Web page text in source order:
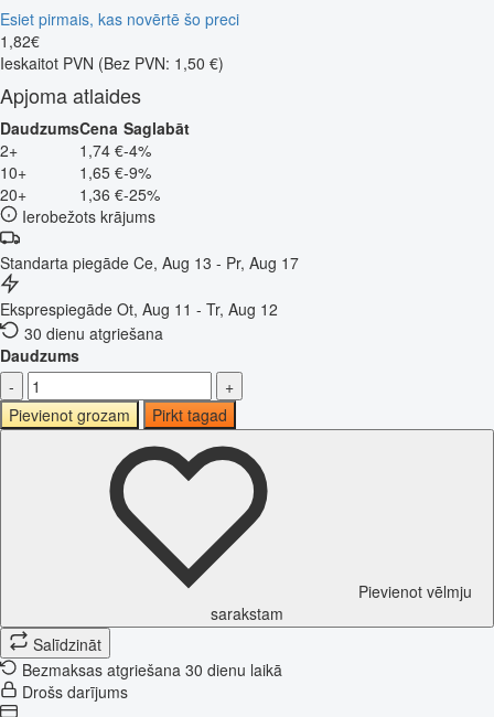
Esiet pirmais, kas novērtē šo preci
1 ,82€
Ieskaitot PVN (Bez PVN: 1,50 €)
Apjoma atlaides
DaudzumsCena Saglabāt
2+
1,74 €-4%
10+
1,65 €-9%
20+
1,36 €-25%
Ierobežots krājums
Standarta piegāde Ce, Aug 13 - Pr, Aug 17
Eksprespiegāde Ot, Aug 11 - Tr, Aug 12
30 dienu atgriešana
Daudzums
-
+
Pievienot grozam
Pirkt tagad
Pievienot vēlmju
sarakstam
Salīdzināt
Bezmaksas atgriešana 30 dienu laikā
Drošs darījums